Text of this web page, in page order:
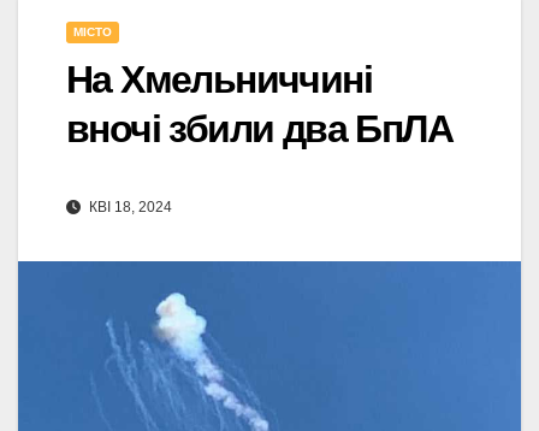
МІСТО
На Хмельниччині
вночі збили два БпЛА
КВІ 18, 2024